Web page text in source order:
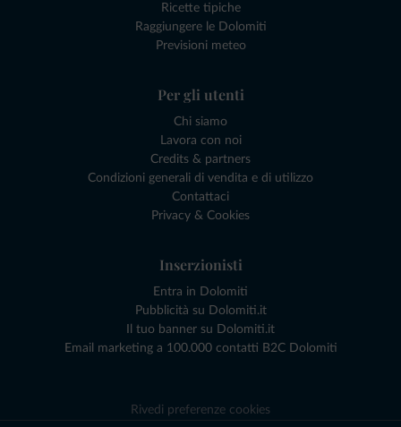
Ricette tipiche
Raggiungere le Dolomiti
Previsioni meteo
Per gli utenti
Chi siamo
Lavora con noi
Credits & partners
Condizioni generali di vendita e di utilizzo
Contattaci
Privacy & Cookies
Inserzionisti
Entra in Dolomiti
Pubblicità su Dolomiti.it
Il tuo banner su Dolomiti.it
Email marketing a 100.000 contatti B2C Dolomiti
Rivedi preferenze cookies